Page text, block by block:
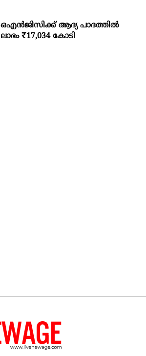
ഒഎന്‍ജിസിക്ക് ആദ്യ പാദത്തില്‍
ലാഭം ₹17,034 കോടി